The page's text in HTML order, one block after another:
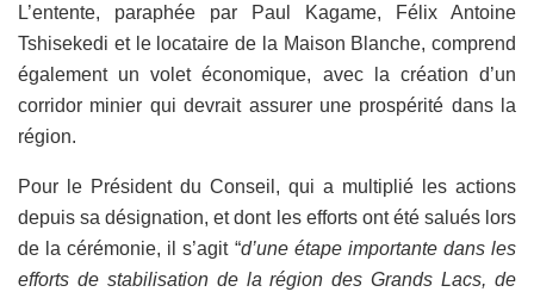
L’entente, paraphée par Paul Kagame, Félix Antoine
Tshisekedi et le locataire de la Maison Blanche, comprend
également un volet économique, avec la création d’un
corridor minier qui devrait assurer une prospérité dans la
région.
Pour le Président du Conseil, qui a multiplié les actions
depuis sa désignation, et dont les efforts ont été salués lors
de la cérémonie, il s’agit “d’une étape importante dans les
efforts de stabilisation de la région des Grands Lacs, de